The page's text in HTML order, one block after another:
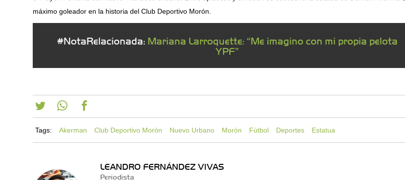
máximo goleador en la historia del Club Deportivo Morón.
#NotaRelacionada: Mariana Larroquette: “Me imagino con mi propia pelota
YPF”
Tags: Akerman Club Deportivo Morón Nuevo Urbano Morón Fútbol Deportes Estatua
LEANDRO FERNÁNDEZ VIVAS
Periodista